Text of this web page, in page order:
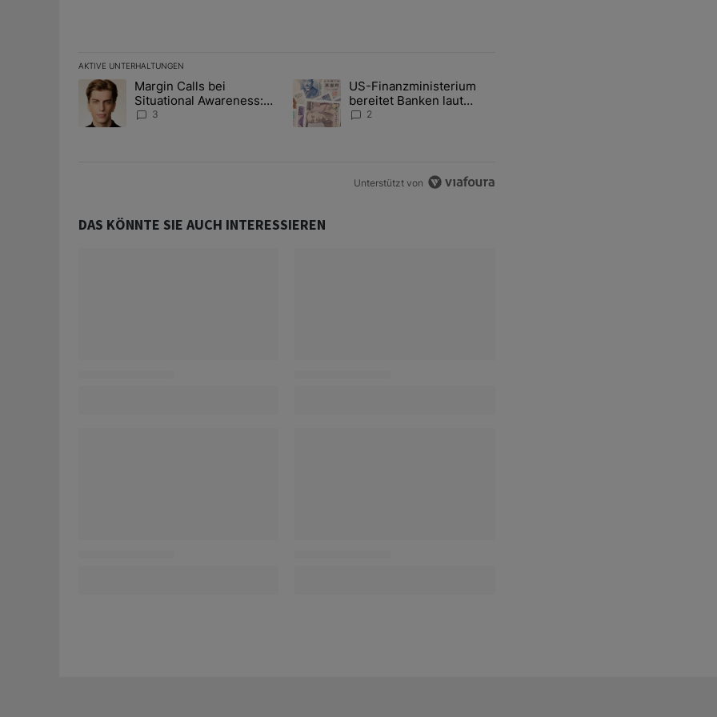
AKTIVE UNTERHALTUNGEN
Das Folgende ist eine Liste der am meisten kommentierten Artikel der letzten 7 days.
Ein Trendartikel mit dem Titel "Margin Calls bei Situational Awareness: Alles über den Retter-Deal" mit 3 kommentare.
Margin Calls bei
Situational Awareness:
Alles über den Retter-
3
Ein Trendartikel mit dem Titel "US-Finanzministerium bereitet Banken laut
US-Finanzministerium
bereitet Banken laut
Insider auf eventuelle
2
Unterstützt von
DAS KÖNNTE SIE AUCH INTERESSIEREN